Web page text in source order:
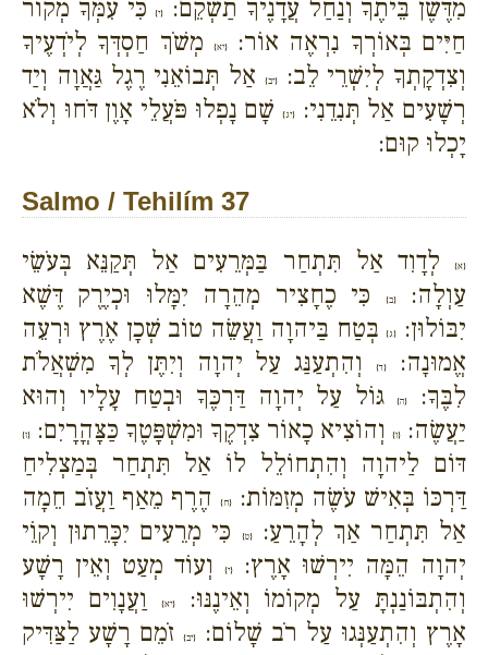
מִדֶּשֶׁן בֵּיתֶךָ וְנַחַל עֲדָנֶיךָ תַשְׁקֵם: {י}כִּי עִמְּךָ מְקוֹר
חַיִּים בְּאוֹרְךָ נִרְאֶה אוֹר:{יא}
מְשֹׁךְ חַסְדְּךָ לְיֹדְעֶיךָ
וְצִדְקָתְךָ לְיִשְׁרֵי לֵב:{יב}
אַל תְּבוֹאֵנִי רֶגֶל גַּאֲוָה וְיַד
רְשָׁעִים אַל תְּנִדֵנִי:
{יג}
שָׁם נָפְלוּ פֹּעֲלֵי אָוֶן דֹּחוּ וְלֹא
יָכְלוּ קוּם:
Salmo / Tehilím 37
{א}
לְדָוִד אַל תִּתְחַר בַּמְּרֵעִים אַל תְּקַנֵּא בְּעֹשֵׂי
עַוְלָה:{ב}
כִּי כֶחָצִיר מְהֵרָה יִמָּלוּ וּכְיֶרֶק דֶּשֶׁא
יִבּוֹלוּן:
{ג}בְּטַח בַּיהוָה וַעֲשֵׂה טוֹב שְׁכָן אֶרֶץ וּרְעֵה
אֱמוּנָה:
{ד}וְהִתְעַנַּג עַל יְהוָה וְיִתֶּן לְךָ מִשְׁאֲלֹת
לִבֶּךָ:
{ה}גּוֹל עַל יְהוָה דַּרְכֶּךָ וּבְטַח עָלָיו וְהוּא
יַעֲשֶׂה:
{ו} וְהוֹצִיא כָאוֹר צִדְקֶךָ וּמִשְׁפָּטֶךָ כַּצָּהֳרָיִם: {ז}
דּוֹם לַיהוָה וְהִתְחוֹלֵל לוֹ אַל תִּתְחַר בְּמַצְלִיחַ
דַּרְכּוֹ בְּאִישׁ עֹשֶׂה מְזִמּוֹת:
{ח}
הֶרֶף מֵאַף וַעֲזֹב חֵמָה
אַל תִּתְחַר אַךְ לְהָרֵעַ:{ט}
כִּי מְרֵעִים יִכָּרֵתוּן וְקוֵֹי
יְהוָה הֵמָּה יִירְשׁוּ אָרֶץ:
{י}
וְעוֹד מְעַט וְאֵין רָשָׁע
וְהִתְבּוֹנַנְתָּ עַל מְקוֹמוֹ וְאֵינֶנּוּ:{יא}
וַעֲנָוִים יִירְשׁוּ
אָרֶץ וְהִתְעַנְּגוּ עַל רֹב שָׁלוֹם:
{יב}
זֹמֵם רָשָׁע לַצַּדִּיק